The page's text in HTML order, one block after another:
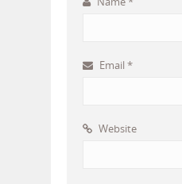
Email *
Website